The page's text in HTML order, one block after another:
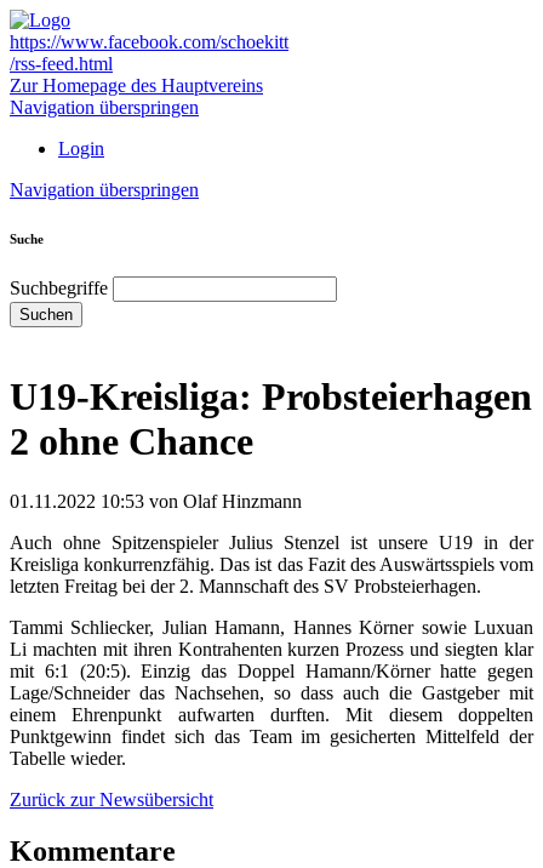
https://www.facebook.com/schoekitt
/rss-feed.html
Zur Homepage des Hauptvereins
Navigation überspringen
Login
Navigation überspringen
Suche
Suchbegriffe
Suchen
U19-Kreisliga: Probsteierhagen
2 ohne Chance
01.11.2022 10:53 von Olaf Hinzmann
Auch ohne Spitzenspieler Julius Stenzel ist unsere U19 in der
Kreisliga konkurrenzfähig. Das ist das Fazit des Auswärtsspiels vom
letzten Freitag bei der 2. Mannschaft des SV Probsteierhagen.
Tammi Schliecker, Julian Hamann, Hannes Körner sowie Luxuan
Li machten mit ihren Kontrahenten kurzen Prozess und siegten klar
mit 6:1 (20:5). Einzig das Doppel Hamann/Körner hatte gegen
Lage/Schneider das Nachsehen, so dass auch die Gastgeber mit
einem Ehrenpunkt aufwarten durften. Mit diesem doppelten
Punktgewinn findet sich das Team im gesicherten Mittelfeld der
Tabelle wieder.
Zurück zur Newsübersicht
Kommentare